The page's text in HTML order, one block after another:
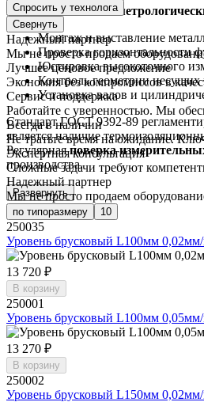
Профессиональный
Монтаж и выставление
Проверка горизонтальности
Юстировка высокоточного
Контроль геометрии
Установка валов и
Стандарт ГОСТ 9392-89
является наличие
Регулярнаяповерка
производства.
Развернуть
Спросить у технолога
Свернуть
Надежный партнер
Мы не просто продаем
Лучшее ценовое предложение
Экономия без компромиссов в
Сервис и поддержка
Работайте с уверенностью. Мы
Всегда в наличии
Не тратьте время на ожидание.
Экспертная консультация
Сложные задачи требуют
Надежный партнер
Мы не просто продаем
по типоразмеру 10
250035
Уровень брусковый L100мм
13 720 ₽
В корзину
250001
Уровень брусковый L100мм
13 270 ₽
В корзину
250002
Уровень брусковый L150мм